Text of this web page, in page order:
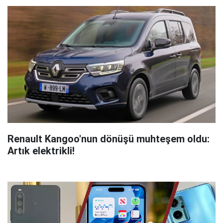
Renault Kangoo'nun dönüşü muhteşem oldu:
Artık elektrikli!